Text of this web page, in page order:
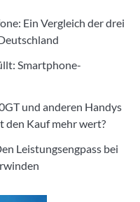
Ein Vergleich der drei
Smartphone-
und anderen Handys
den Kauf mehr wert?
Leistungsengpass bei